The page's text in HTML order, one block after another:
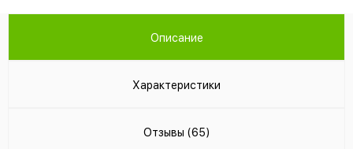
Описание
Характеристики
Отзывы (65)